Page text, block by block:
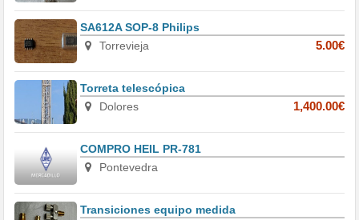
SA612A SOP-8 Philips
Torrevieja
5.00€
Torreta telescópica
Dolores
1,400.00€
COMPRO HEIL PR-781
Pontevedra
Transiciones equipo medida